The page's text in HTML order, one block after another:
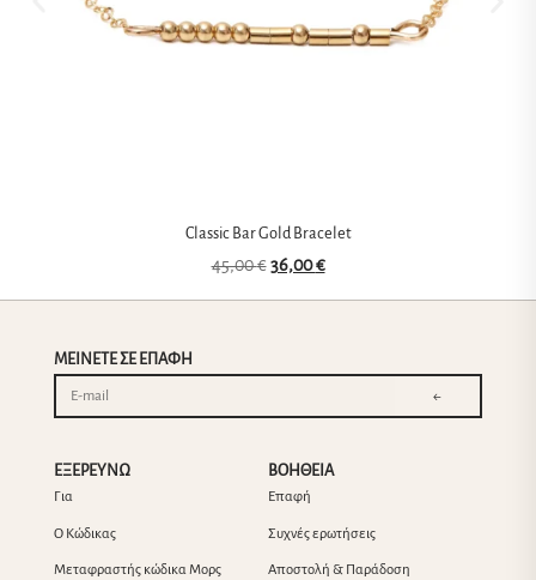
Classic Bar Gold Bracelet
45,00€ 36,00€
ΕΞΕΡΕΥΝΩ
Για
Ο Κώδικας
Μεταφραστής κώδικα Μορς
ΒΟΗΘΕΙΑ
Επαφή
Συχνές ερωτήσεις
Αποστολή & Παράδοση
ΜΕΙΝΕΤΕ ΣΕ ΕΠΑΦΗ
←